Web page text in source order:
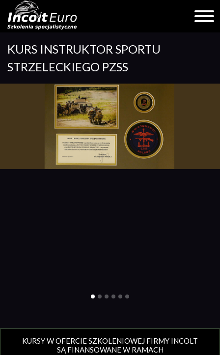
content
KURS INSTRUKTOR SPORTU
STRZELECKIEGO PZSS
KURSY W OFERCIE SZKOLENIOWEJ FIRMY INCOLT
SĄ FINANSOWANE W RAMACH